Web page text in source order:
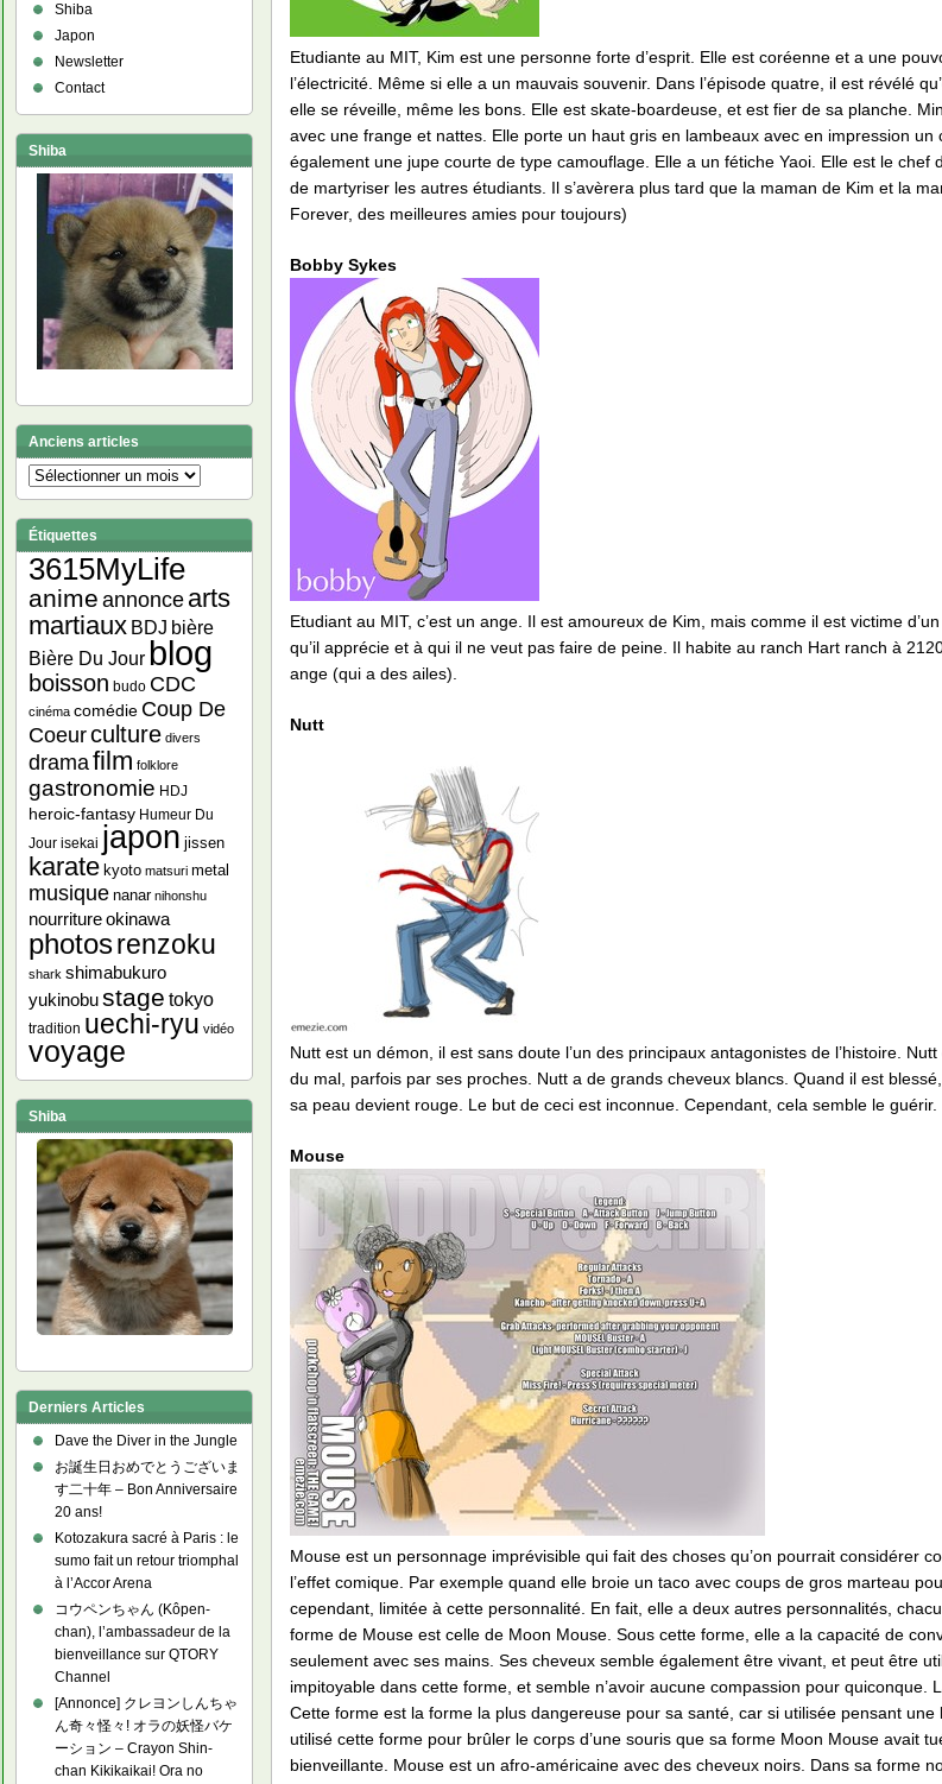
Etudiante au MIT, Kim est une personne forte d’esprit. Elle est coréenne et a une
l’électricité. Même si elle a un mauvais souvenir. Dans l’épisode quatre, il est révélé
elle se réveille, même les bons. Elle est skate-boardeuse, et est fier de sa planche.
avec une frange et nattes. Elle porte un haut gris en lambeaux avec en impression
également une jupe courte de type camouflage. Elle a un fétiche Yaoi. Elle est le
de martyriser les autres étudiants. Il s’avèrera plus tard que la maman de Kim et la
Forever, des meilleures amies pour toujours)
Bobby Sykes
Etudiant au MIT, c’est un ange. Il est amoureux de Kim, mais comme il est victime
qu’il apprécie et à qui il ne veut pas faire de peine. Il habite au ranch Hart ranch à
ange (qui a des ailes).
Nutt
Nutt est un démon, il est sans doute l’un des principaux antagonistes de l’histoire.
du mal, parfois par ses proches. Nutt a de grands cheveux blancs. Quand il est
sa peau devient rouge. Le but de ceci est inconnue. Cependant, cela semble le guérir.
Mouse
Mouse est un personnage imprévisible qui fait des choses qu’on pourrait considérer
l’effet comique. Par exemple quand elle broie un taco avec coups de gros marteau
cependant, limitée à cette personnalité. En fait, elle a deux autres personnalités,
forme de Mouse est celle de Moon Mouse. Sous cette forme, elle a la capacité de
seulement avec ses mains. Ses cheveux semble également être vivant, et peut être
impitoyable dans cette forme, et semble n’avoir aucune compassion pour quiconque.
Cette forme est la forme la plus dangereuse pour sa santé, car si utilisée pensant
utilisé cette forme pour brûler le corps d’une souris que sa forme Moon Mouse avait
bienveillante. Mouse est un afro-américaine avec des cheveux noirs. Dans sa forme
Shiba
Japon
Newsletter
Contact
Shiba
Anciens articles
Anciens
articles
Étiquettes
3615MyLife
anime annonce arts
martiaux BDJ bière
Bière Du Jour blog
boisson budo CDC
cinéma comédie Coup De
Coeurculture divers
dramafilm folklore
gastronomie HDJ
heroic-fantasy Humeur Du
Jour isekai japon jissen
karate kyoto matsuri metal
musique nanar nihonshu
nourriture okinawa
photosrenzoku
shark shimabukuro
yukinobu stage tokyo
tradition uechi-ryu vidéo
voyage
Shiba
Derniers Articles
Dave the Diver in the Jungle
お誕生日おめでとうございま
す二十年 – Bon Anniversaire
20 ans!
Kotozakura sacré à Paris : le
sumo fait un retour triomphal
à l’Accor Arena
コウペンちゃん (Kôpen-
chan), l’ambassadeur de la
bienveillance sur QTORY
Channel
[Annonce] クレヨンしんちゃ
ん奇々怪々! オラの妖怪バケ
ーション – Crayon Shin-
chan Kikikaikai! Ora no